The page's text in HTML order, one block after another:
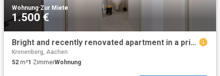
Wohnung·Zur Miete
1.500 €
Bright and recently renovated apartment in a prime location, Aachen Amsterdam Apartments for Rent
Kronenberg, Aachen
52 m²1 ZimmerWohnung